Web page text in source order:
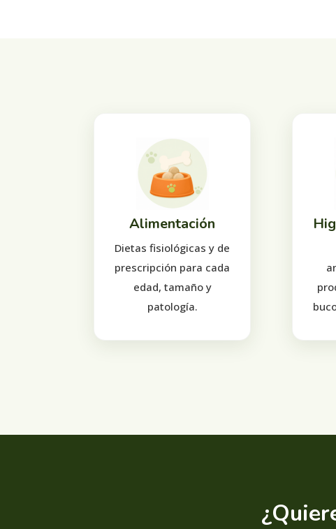
Alimentación
Dietas fisiológicas y de
prescripción para cada
edad, tamaño y
patología.